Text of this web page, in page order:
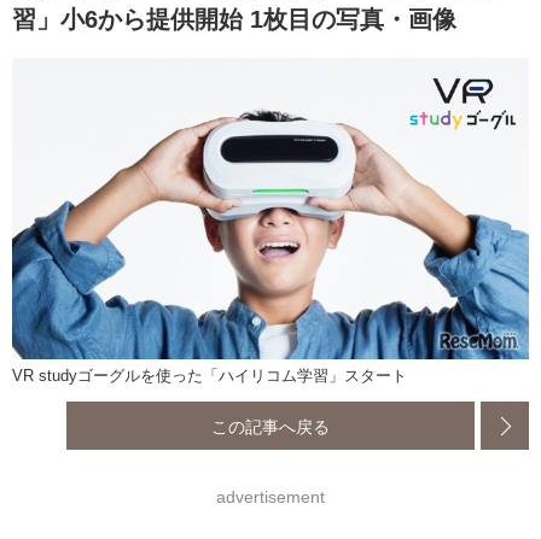
習」小6から提供開始 1枚目の写真・画像
VR studyゴーグルを使った「ハイリコム学習」スタート
この記事へ戻る
advertisement